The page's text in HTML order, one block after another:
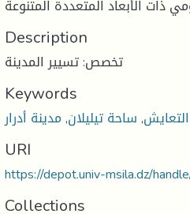
Description
تخصص: تسيير المدينة
Keywords
التعايش,ساحة تيليلان,مدينة أدرار
URI
https://depot.univ-msila.dz/
Collections